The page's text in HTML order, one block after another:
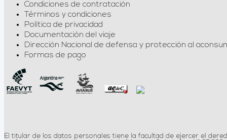
Condiciones de contratación
Términos y condiciones
Política de privacidad
Documentación del viaje
Dirección Nacional de defensa y protección al
Formas de pago
El titular de los datos personales tiene la facultad de ejercer el